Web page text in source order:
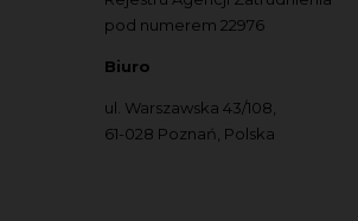
pod numerem 22976
Biuro
ul. Warszawska 43/108,
61-028 Poznań, Polska